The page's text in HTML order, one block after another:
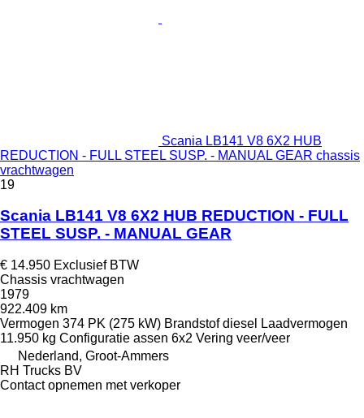
Scania LB141 V8 6X2 HUB
REDUCTION - FULL STEEL SUSP. - MANUAL GEAR chassis
vrachtwagen
19
Scania LB141 V8 6X2 HUB REDUCTION - FULL
STEEL SUSP. - MANUAL GEAR
€ 14.950 Exclusief BTW
Chassis vrachtwagen
1979
922.409 km
Vermogen 374 PK (275 kW) Brandstof diesel
Laadvermogen
11.950 kg Configuratie assen 6x2 Vering veer/veer
Nederland, Groot-Ammers
RH Trucks BV
Contact opnemen met verkoper